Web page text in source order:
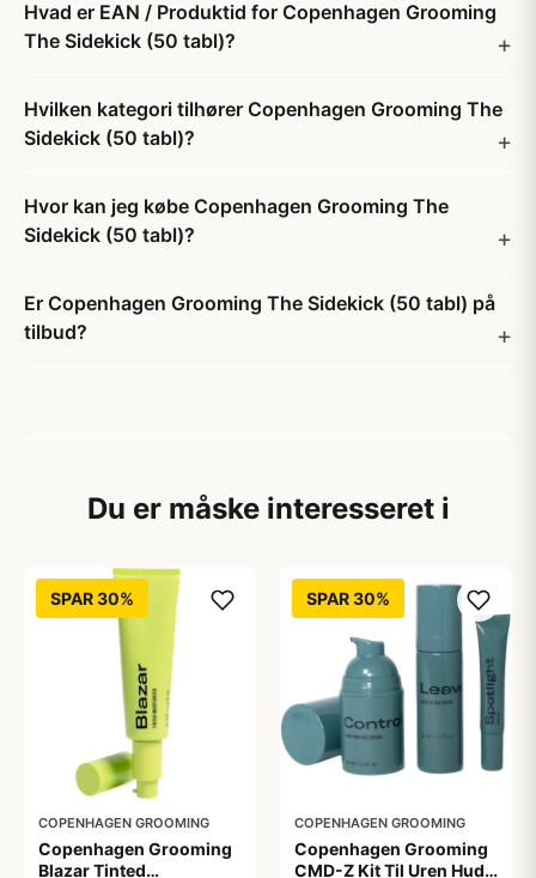
Hvad er EAN / Produktid for Copenhagen Grooming
The Sidekick (50 tabl)?
Hvilken kategori tilhører Copenhagen Grooming The
Sidekick (50 tabl)?
Hvor kan jeg købe Copenhagen Grooming The
Sidekick (50 tabl)?
Er Copenhagen Grooming The Sidekick (50 tabl) på
tilbud?
Du er måske interesseret i
SPAR 30%
COPENHAGEN GROOMING
Copenhagen Grooming
Blazar Tinted
SPAR 30%
COPENHAGEN GROOMING
Copenhagen Grooming
CMD-Z Kit Til Uren Hud